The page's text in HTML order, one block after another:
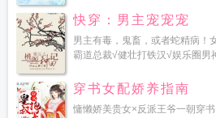
快穿：男主宠宠宠
男主有毒，鬼畜，或者蛇精病！
霸道总裁√健壮打铁汉√娱乐圈男
穿书女配娇养指南
慵懒娇美贵女×反派王爷一朝穿